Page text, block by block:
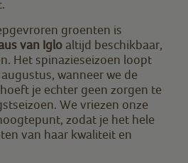
groenten is
van Iglo altijd beschikbaar,
Het spinazieseizoen loopt
wanneer we de
je echter geen zorgen te
We vriezen onze
zodat je het hele
van haar kwaliteit en